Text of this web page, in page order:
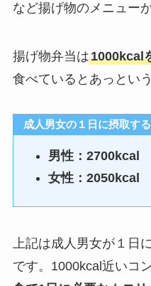
など揚げ物のメニュー
揚げ物弁当は1000kcal
食べているとあっとい
成人男女の１日に摂取す
男性：2700kcal
女性：2050kcal
上記は成人男女が１日
です。1000kcal近いコ